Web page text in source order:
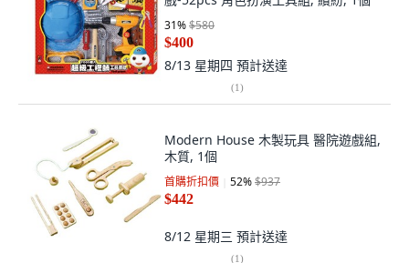
31%$580
$400
8/13 星期四 預計送達
(1)
Modern House 木製玩具 醫院遊戲組,
木質, 1個
首購折扣價 52%$937
$442
8/12 星期三 預計送達
(1)